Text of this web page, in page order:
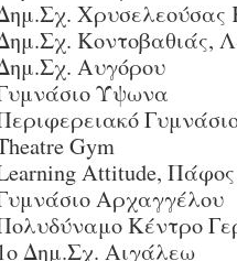
Κοντοβαθιάς,
Αυγόρου
Ύψωνα
Gym
Attitude, Πάφος
Αρχαγγέλου
Κέντρο
Δημ.Σχ. Αιγάλεω